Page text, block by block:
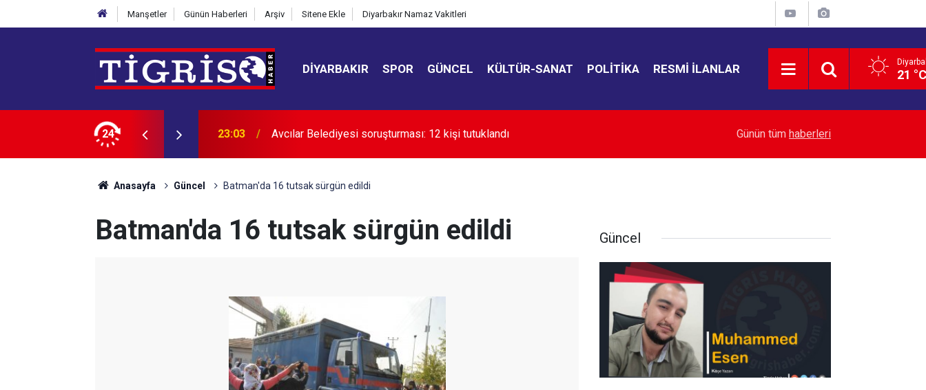
Manşetler Günün Haberleri Arşiv Sitene Ekle Diyarbakır Namaz Vakitleri
DIYARBAKIR SPOR GÜNCEL KÜLTÜR-SANAT POLITIKA RESMI İLANLAR 21
24 22:24 Diyarbakır’da uyuşturucuyla mücadele çağrısı ABD Senatosu Rusya’ya yeni yaptırımlar
Günün tüm haberleri
Anasayfa Güncel Batman'da 16 tutsak sürgün edildi
Batman'da 16 tutsak sürgün edildi Güncel